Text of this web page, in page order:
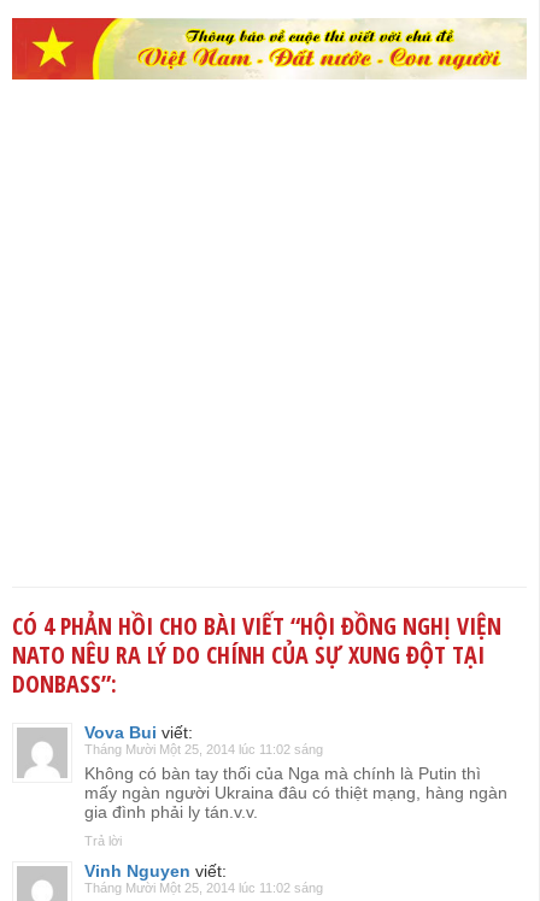
CÓ 4 PHẢN HỒI CHO BÀI VIẾT “HỘI ĐỒNG NGHỊ VIỆN
NATO NÊU RA LÝ DO CHÍNH CỦA SỰ XUNG ĐỘT TẠI
DONBASS”:
Vova Bui viết:
Tháng Mười Một 25, 2014 lúc 11:02 sáng
Không có bàn tay thối của Nga mà chính là Putin thì
mấy ngàn người Ukraina đâu có thiệt mạng, hàng ngàn
gia đình phải ly tán.v.v.
Trả lời
Vinh Nguyen viết:
Tháng Mười Một 25, 2014 lúc 11:02 sáng